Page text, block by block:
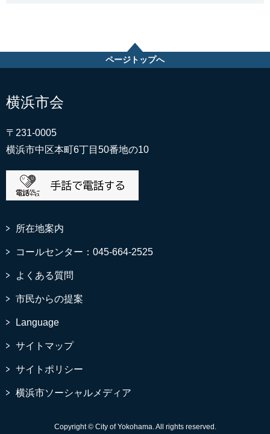
ページトップへ
横浜市会
〒231-0005
横浜市中区本町6丁目50番地の10
所在地案内
コールセンター：045-664-2525
よくある質問
市民からの提案
Language
サイトマップ
サイトポリシー
横浜市ソーシャルメディア
Copyright © City of Yokohama. All rights reserved.